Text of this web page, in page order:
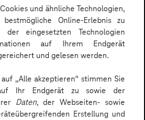
und ähnliche Technologien,
Online-Erlebnis zu
eingesetzten Technologien
auf Ihrem Endgerät
und gelesen werden.
„Alle akzeptieren“ stimmen Sie
Ihr Endgerät zu sowie der
Daten, der Webseiten- sowie
Erstellung und
sind. Die durchschnittliche
beträgt 7 Prozent.
Sie einen Validator mit einer
Das bedeutet, dass der Validator
und verfügbar ist.
möchten, ist unser Validator
zu finden: